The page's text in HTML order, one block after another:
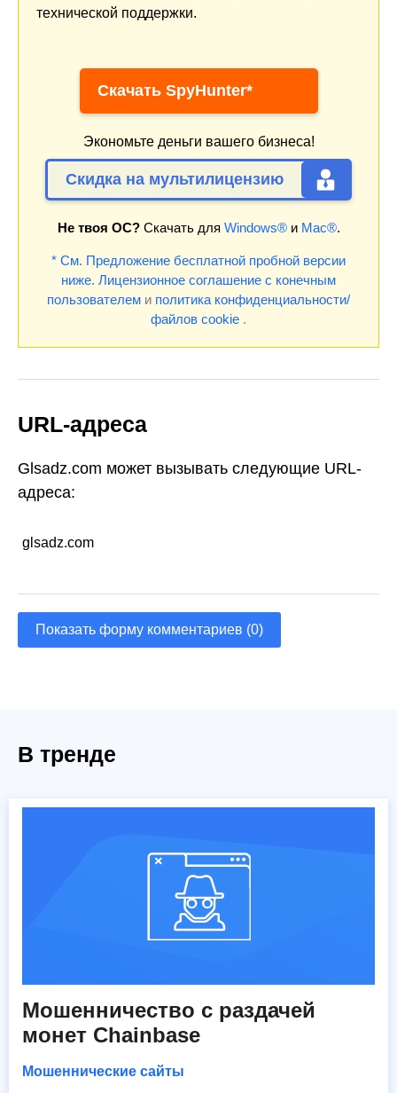
технической поддержки.
Скачать SpyHunter*
Экономьте деньги вашего бизнеса!
Скидка на мультилицензию
Не твоя ОС?Скачать для Windows®и Mac®.
* См. Предложение бесплатной пробной версии
ниже. Лицензионное соглашение с конечным
пользователем и политика конфиденциальности/
файлов cookie .
URL-адреса
Glsadz.com может вызывать следующие URL-
адреса:
glsadz.com
Показать форму комментариев (0)
В тренде
Мошенничество с раздачей
монет Chainbase
Мошеннические сайты